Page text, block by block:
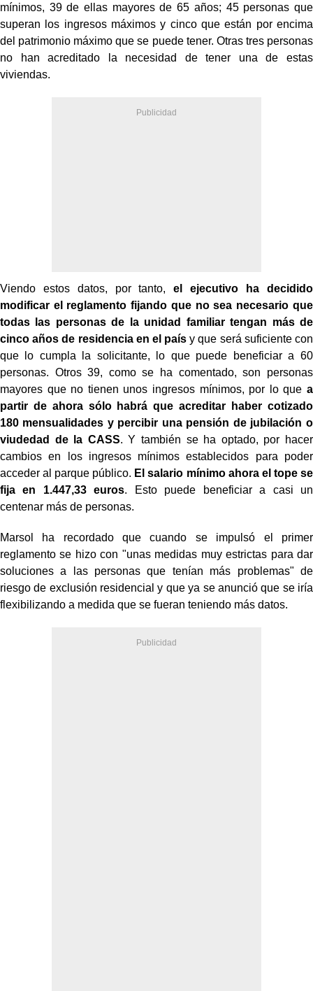
mínimos, 39 de ellas mayores de 65 años; 45 personas que
superan los ingresos máximos y cinco que están por encima
del patrimonio máximo que se puede tener. Otras tres personas
no han acreditado la necesidad de tener una de estas
viviendas.
Viendo estos datos, por tanto,el ejecutivo ha decidido
modificar el reglamento fijando que no sea necesario que
todas las personas de la unidad familiar tengan más de
cinco años de residencia en el país y que será suficiente con
que lo cumpla la solicitante, lo que puede beneficiar a 60
personas. Otros 39, como se ha comentado, son personas
mayores que no tienen unos ingresos mínimos, por lo que a
partir de ahora sólo habrá que acreditar haber cotizado
180 mensualidades y percibir una pensión de jubilación o
viudedad de la CASS. Y también se ha optado, por hacer
cambios en los ingresos mínimos establecidos para poder
acceder al parque público. El salario mínimo ahora el tope se
fija en 1.447,33 euros. Esto puede beneficiar a casi un
centenar más de personas.
Marsol ha recordado que cuando se impulsó el primer
reglamento se hizo con "unas medidas muy estrictas para dar
soluciones a las personas que tenían más problemas" de
riesgo de exclusión residencial y que ya se anunció que se iría
flexibilizando a medida que se fueran teniendo más datos.